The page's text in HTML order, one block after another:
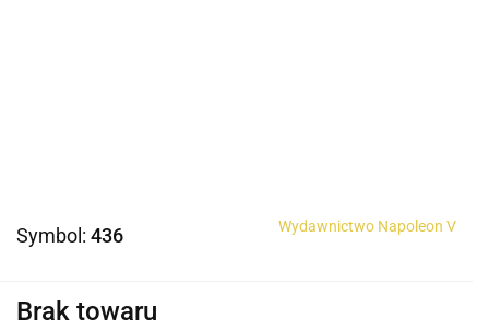
Symbol: 436 Wydawnictwo Napoleon V
Brak towaru